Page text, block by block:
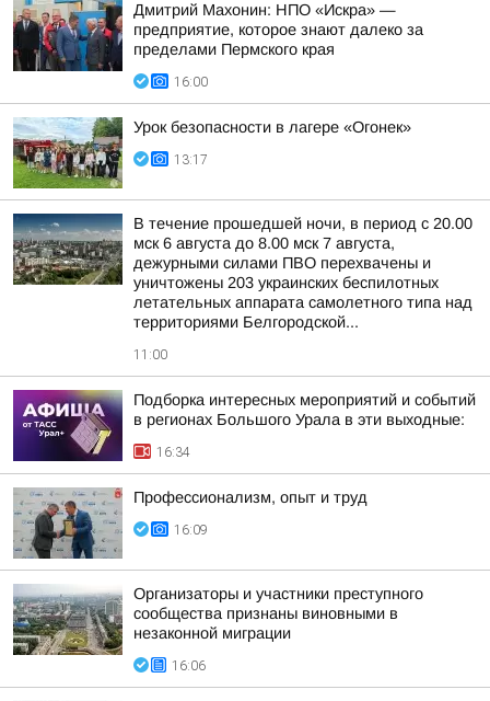
Дмитрий Махонин: НПО «Искра» —
предприятие, которое знают далеко за
пределами Пермского края
16:00
Урок безопасности в лагере «Огонек»
13:17
В течение прошедшей ночи, в период с 20.00
мск 6 августа до 8.00 мск 7 августа,
дежурными силами ПВО перехвачены и
уничтожены 203 украинских беспилотных
летательных аппарата самолетного типа над
территориями Белгородской...
11:00
Подборка интересных мероприятий и событий
в регионах Большого Урала в эти выходные:
16:34
Профессионализм, опыт и труд
16:09
Организаторы и участники преступного
сообщества признаны виновными в
незаконной миграции
16:06